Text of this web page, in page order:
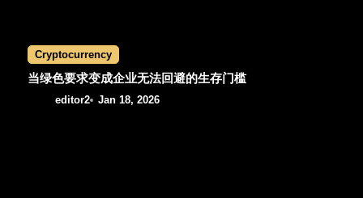
Cryptocurrency
当绿色要求变成企业无法回避的生存门槛
editor2 Jan 18, 2026